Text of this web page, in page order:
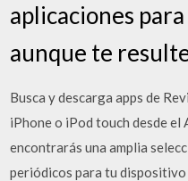
aplicaciones
aunque te
Busca y descarga apps de
iPhone o iPod touch desde el
encontrarás una amplia
periódicos para tu dispositivo